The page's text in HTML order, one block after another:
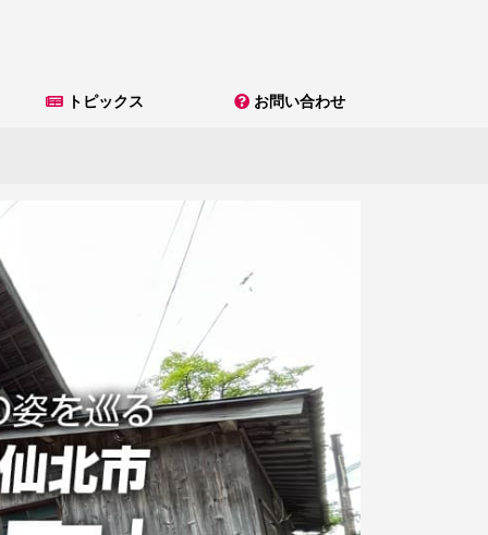
トピックス お問い合わせ